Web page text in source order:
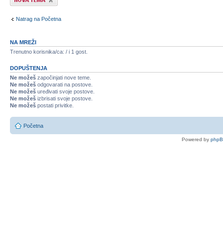
Natrag na Početna
NA MREŽI
Trenutno korisnika/ca: / i 1 gost.
DOPUŠTENJA
Ne možeš započinjati nove teme.
Ne možeš odgovarati na postove.
Ne možeš uređivati svoje postove.
Ne možeš izbrisati svoje postove.
Ne možeš postati privitke.
Početna
Powered by